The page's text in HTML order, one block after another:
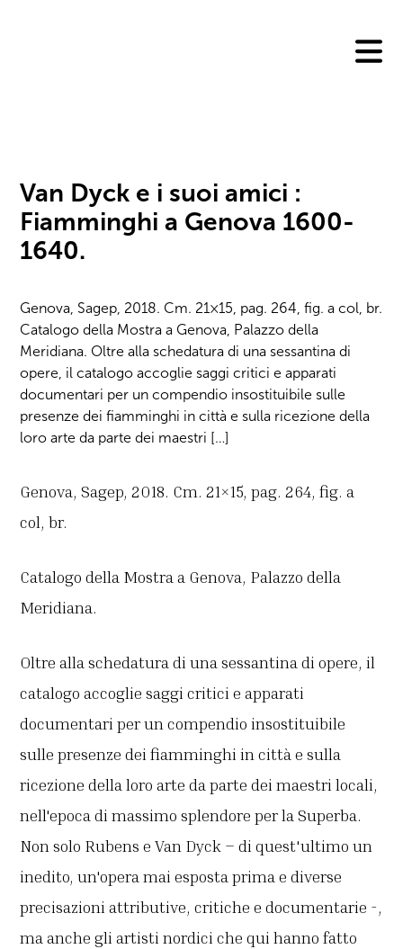
Van Dyck e i suoi amici :
Fiamminghi a Genova 1600-
1640.
Genova, Sagep, 2018. Cm. 21×15, pag. 264, fig. a col, br.
Catalogo della Mostra a Genova, Palazzo della
Meridiana. Oltre alla schedatura di una sessantina di
opere, il catalogo accoglie saggi critici e apparati
documentari per un compendio insostituibile sulle
presenze dei fiamminghi in città e sulla ricezione della
loro arte da parte dei maestri […]
Genova, Sagep, 2018. Cm. 21×15, pag. 264, fig. a
col, br.
Catalogo della Mostra a Genova, Palazzo della
Meridiana.
Oltre alla schedatura di una sessantina di opere, il
catalogo accoglie saggi critici e apparati
documentari per un compendio insostituibile
sulle presenze dei fiamminghi in città e sulla
ricezione della loro arte da parte dei maestri locali,
nell'epoca di massimo splendore per la Superba.
Non solo Rubens e Van Dyck – di quest'ultimo un
inedito, un'opera mai esposta prima e diverse
precisazioni attributive, critiche e documentarie -,
ma anche gli artisti nordici che qui hanno fatto